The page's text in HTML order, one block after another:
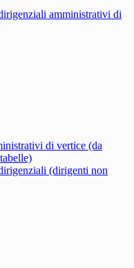
amministrativi di
di vertice (da
(dirigenti non